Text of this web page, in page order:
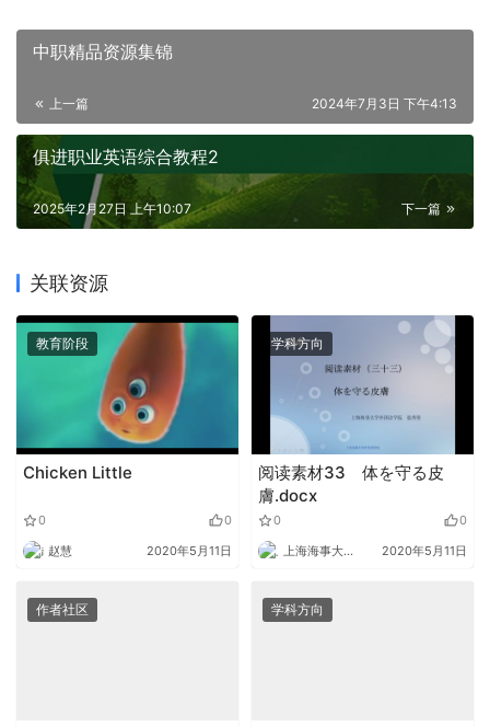
中职精品资源集锦
上一篇 2024年7月3日 下午4:13
俱进职业英语综合教程2
下一篇
2025年2月27日 上午10:07
关联资源
教育阶段
Chicken Little
0 0
赵慧 2020年5月11日
学科方向
阅读素材33 体を守る皮
膚.docx
0 0
上海海事大学外语 2020年5月11日
作者社区 学科方向